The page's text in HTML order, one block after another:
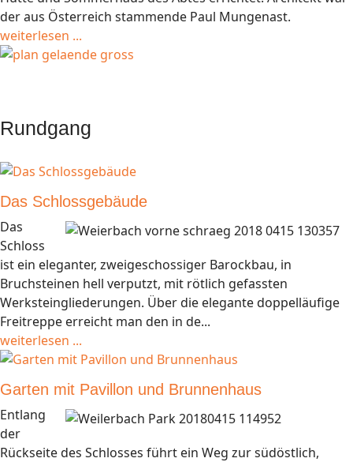
der aus Österreich stammende Paul Mungenast.
weiterlesen ...
Rundgang
Das Schlossgebäude
Das
Schloss
ist ein eleganter, zweigeschossiger Barockbau, in
Bruchsteinen hell verputzt, mit rötlich gefassten
Werksteingliederungen. Über die elegante doppelläufige
Freitreppe erreicht man den in de...
weiterlesen ...
Garten mit Pavillon und Brunnenhaus
Entlang
der
Rückseite des Schlosses führt ein Weg zur südöstlich,